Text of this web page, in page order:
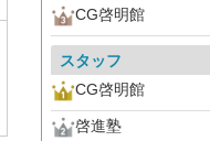
CG啓明館
スタッフ
CG啓明館
啓進塾